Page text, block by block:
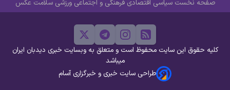
صفحه نخست سیاسی اقتصادی فرهنگی و اجتماعی ورزشی سلامت عکس
کلیه حقوق این سایت محفوظ است و متعلق به وبسایت خبری دیدبان ایران
میباشد
طراحی سایت خبری و خبرگزاری آسام